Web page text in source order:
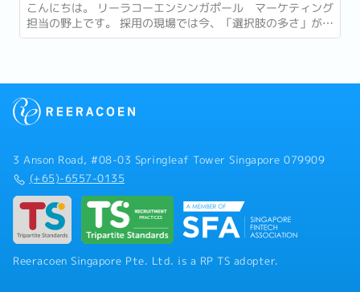
こんにちは。 リーラコーエンシンガポール マーケティング
担当の野上です。 採用の現場では今、「選択肢の多さ」が新
たな難しさとして語られるようになっています。...
3 Anson Road, #08-03 Springleaf Tower Singapore 079909
(+65)-6557-0135
Reeracoen Singapore Pte. Ltd. is a RP TS adopter.